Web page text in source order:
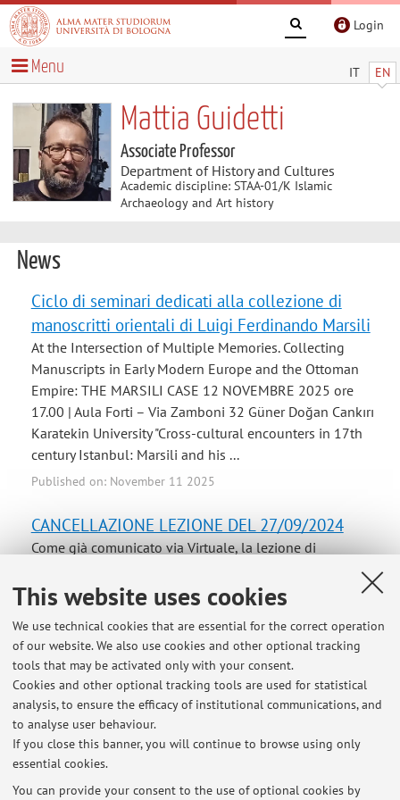
This website uses cookies
We use technical cookies that are essential for the correct operation
of our website. We also use cookies and other optional tracking
tools that may be activated only with your consent.
Cookies and other optional tracking tools are used for statistical
analysis, to ensure the efficacy of institutional communications, and
to analyse user behaviour.
If you close this banner, you will continue to browse using only
essential cookies.
You can provide your consent to the use of optional cookies by
Login
IT EN
Menu
Mattia Guidetti
Associate Professor
Department of History and Cultures
Academic discipline: STAA-01/K Islamic
Archaeology and Art history
News
Ciclo di seminari dedicati alla collezione di
manoscritti orientali di Luigi Ferdinando Marsili
At the Intersection of Multiple Memories. Collecting
Manuscripts in Early Modern Europe and the Ottoman
Empire: THE MARSILI CASE 12 NOVEMBRE 2025 ore
17.00 | Aula Forti – Via Zamboni 32 Güner Doğan Cankırı
Karatekin University "Cross-cultural encounters in 17th
century Istanbul: Marsili and his ...
Published on: November 11 2025
CANCELLAZIONE LEZIONE DEL 27/09/2024
Come già comunicato via Virtuale, la lezione di
settembre 2024 è annullata per impegni istituzionali del
docente. La lezione verrà recuperata nella sesta
settimana.
Published on: September 26 2024
DIDATTICA ONLINE DOMANI 19.09.2024
Per allarme meteo la lezione di domani, giovedì 19
settembre 2024, del corso ARTE ISLAMICA NEL
CONTINENTE EUROPEO si terrà ONLINE. Il link all'aula
virtuale attiva solo per la giornata del 19 settembre si